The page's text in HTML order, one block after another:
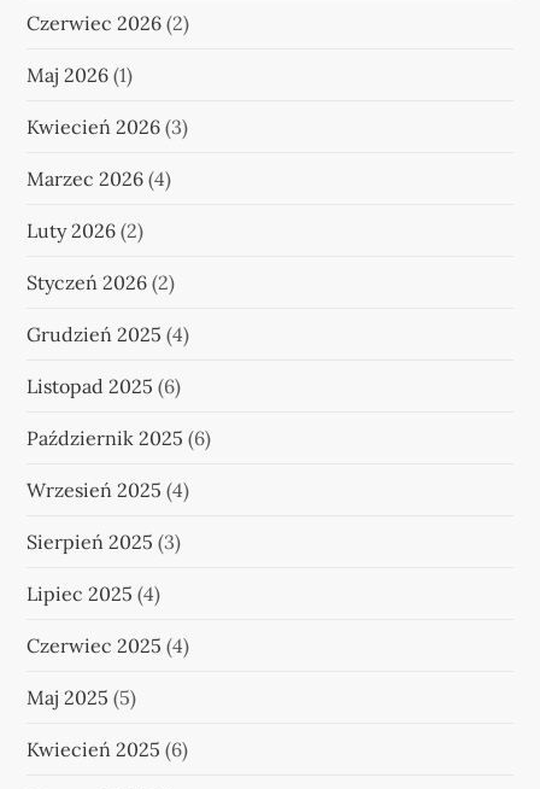
Czerwiec 2026 (2)
Maj 2026 (1)
Kwiecień 2026 (3)
Marzec 2026 (4)
Luty 2026 (2)
Styczeń 2026 (2)
Grudzień 2025 (4)
Listopad 2025 (6)
Październik 2025 (6)
Wrzesień 2025 (4)
Sierpień 2025 (3)
Lipiec 2025 (4)
Czerwiec 2025 (4)
Maj 2025 (5)
Kwiecień 2025 (6)